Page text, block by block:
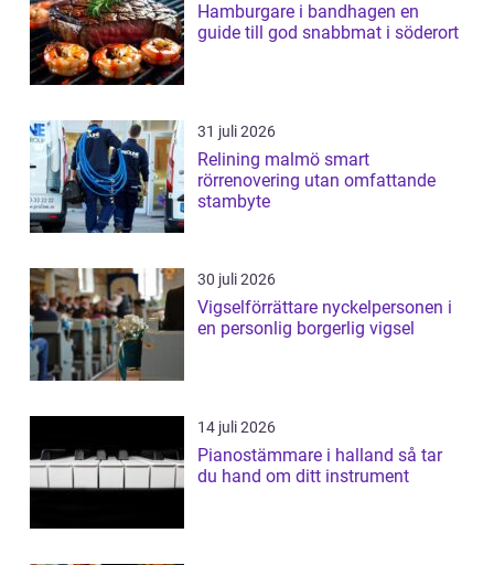
Hamburgare i bandhagen en
guide till god snabbmat i söderort
31 juli 2026
Relining malmö smart
rörrenovering utan omfattande
stambyte
30 juli 2026
Vigselförrättare nyckelpersonen i
en personlig borgerlig vigsel
14 juli 2026
Pianostämmare i halland så tar
du hand om ditt instrument